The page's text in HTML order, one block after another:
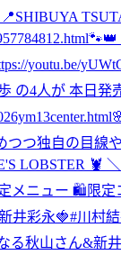
🐾👑
youtu.be/
の4人が 本日
つつ独自の目線
LOBSTER 🦞
メニュー 🛍️限
彩永🍓#川村結
る秋山さん&新